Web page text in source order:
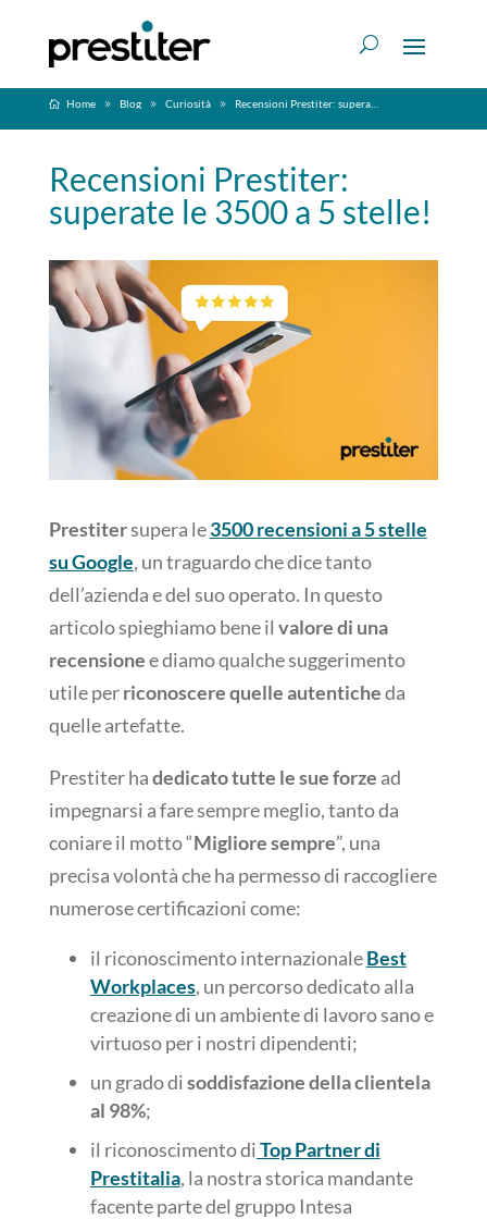
Home Blog Curiosità Recensioni Prestiter: superate le 3500 a 5 stelle!
Recensioni Prestiter:
superate le 3500 a 5 stelle!
Prestitersupera le3500 recensioni a 5 stelle
su Google, un traguardo che dice tanto
dell’azienda e del suo operato. In questo
articolo spieghiamo bene il valore di una
recensionee diamo qualche suggerimento
utile perriconoscere quelle autenticheda
quelle artefatte.
Prestiter hadedicato tutte le sue forze ad
impegnarsi a fare sempre meglio, tanto da
coniare il motto “Migliore sempre”, una
precisa volontà che ha permesso di raccogliere
numerose certificazioni come:
il riconoscimento internazionaleBest
Workplaces, un percorso dedicato alla
creazione di un ambiente di lavoro sano e
virtuoso per i nostri dipendenti;
un grado disoddisfazione della clientela
al 98%;
il riconoscimento diTop Partner di
Prestitalia, la nostra storica mandante
facente parte del gruppo Intesa